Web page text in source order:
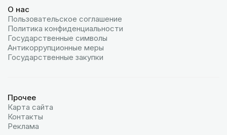
О нас
Пользовательское соглашение
Политика конфиденциальности
Государственные символы
Антикоррупционные меры
Государственные закупки
Прочее
Карта сайта
Контакты
Реклама